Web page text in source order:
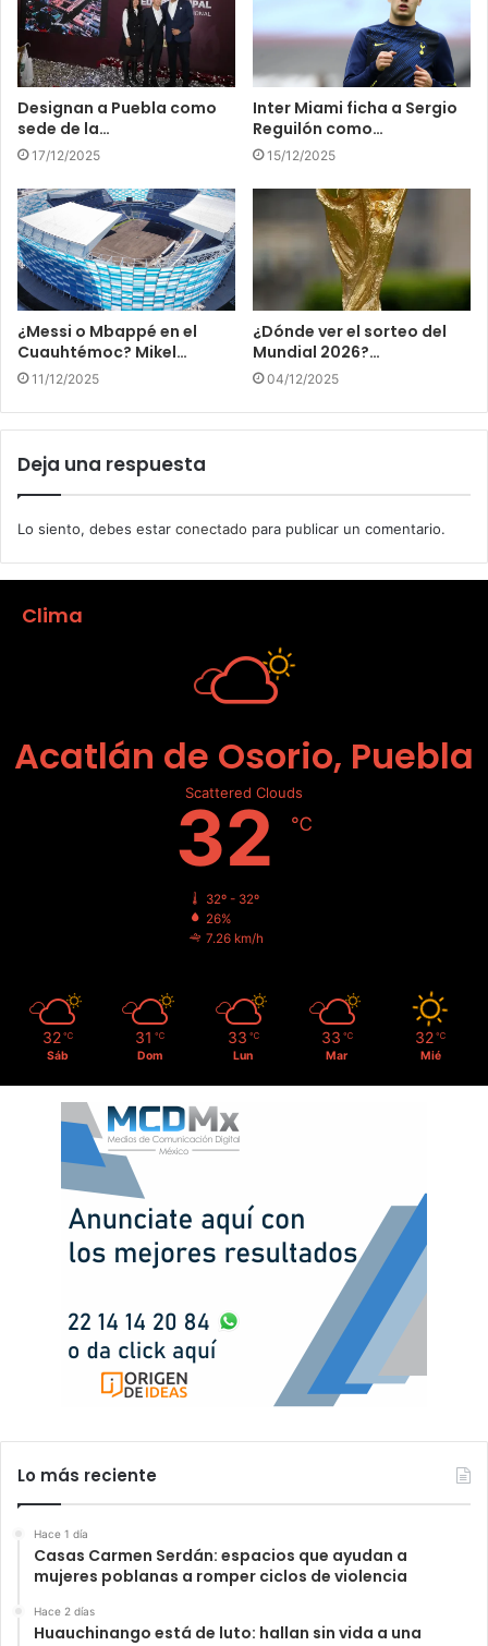
Designan a Puebla como
sede de la…
17/12/2025
Inter Miami ficha a Sergio
Reguilón como…
15/12/2025
¿Messi o Mbappé en el
Cuauhtémoc? Mikel…
11/12/2025
¿Dónde ver el sorteo del
Mundial 2026?…
04/12/2025
Deja una respuesta
Lo siento, debes estar conectado para publicar un comentario.
Clima
Acatlán de Osorio, Puebla
Scattered Clouds
32 ℃
32º - 32º
26%
7.26 km/h
32 ℃
Sáb
31 ℃
Dom
33 ℃
Lun
33 ℃
Mar
32 ℃
Mié
Lo más reciente
Hace 1 día
Casas Carmen Serdán: espacios que ayudan a
mujeres poblanas a romper ciclos de violencia
Hace 2 días
Huauchinango está de luto: hallan sin vida a una